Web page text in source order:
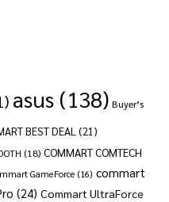
asus (138) Buyer’s
BEST DEAL (21)
(18) COMMART COMTECH
GameForce (16) commart
(24) Commart UltraForce